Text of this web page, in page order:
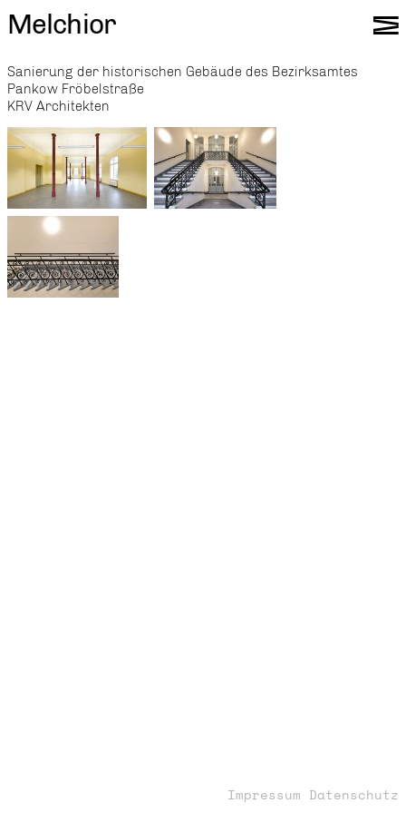
Melchior
Sanierung der historischen Gebäude des Bezirksamtes
Pankow Fröbelstraße
KRV Architekten
Impressum Datenschutz